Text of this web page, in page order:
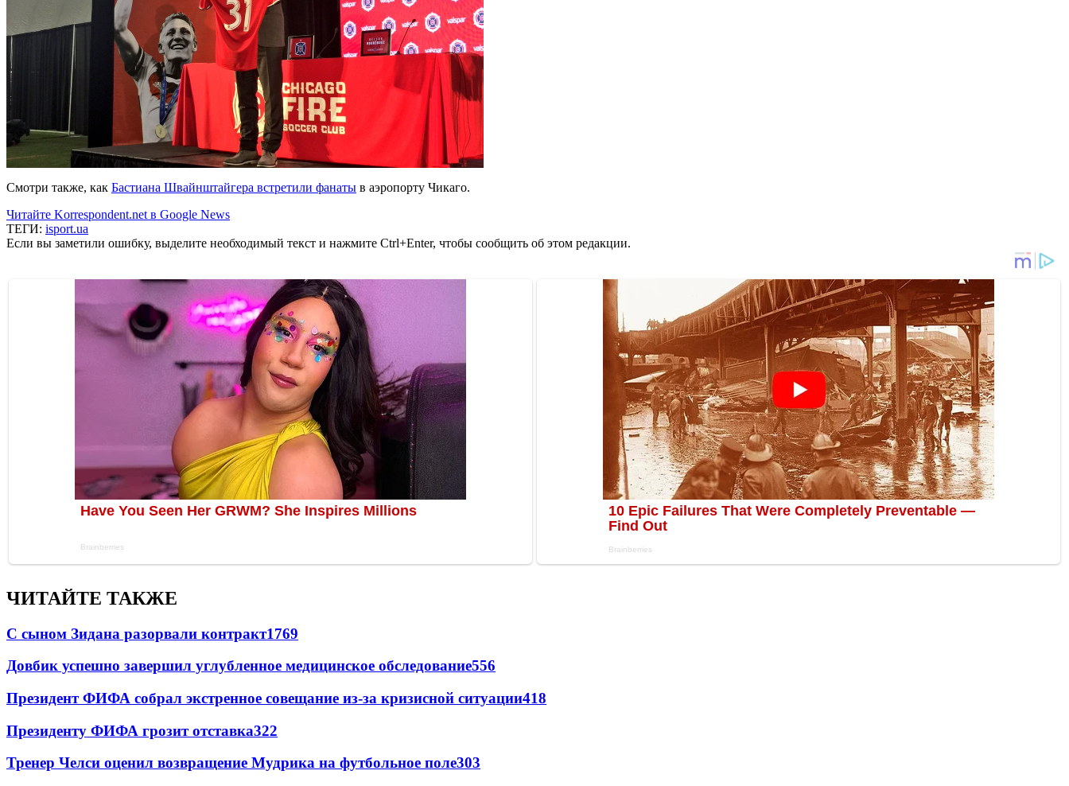
Смотри также, как Бастиана Швайнштайгера встретили фанаты в аэропорту Чикаго.
Читайте Korrespondent.net в Google News
ТЕГИ: isport.ua
Если вы заметили ошибку, выделите необходимый текст и нажмите Ctrl+Enter, чтобы сообщить об этом редакции.
ЧИТАЙТЕ ТАКЖЕ
С сыном Зидана разорвали контракт1769
Довбик успешно завершил углубленное медицинское обследование556
Президент ФИФА собрал экстренное совещание из-за кризисной ситуации418
Президенту ФИФА грозит отставка322
Тренер Челси оценил возвращение Мудрика на футбольное поле303